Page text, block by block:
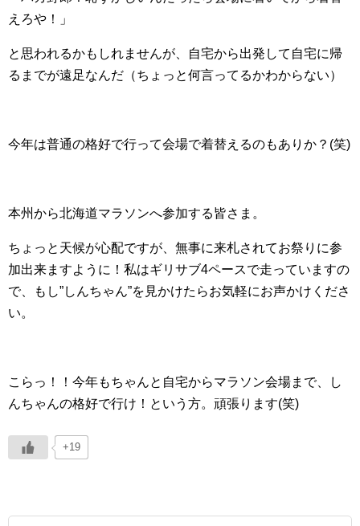
えろや！」
と思われるかもしれませんが、自宅から出発して自宅に帰
るまでが遠足なんだ（ちょっと何言ってるかわからない）
今年は普通の格好で行って会場で着替えるのもありか？(笑)
本州から北海道マラソンへ参加する皆さま。
ちょっと天候が心配ですが、無事に来札されてお祭りに参
加出来ますように！私はギリサブ4ペースで走っていますの
で、もし”しんちゃん”を見かけたらお気軽にお声かけくださ
い。
こらっ！！今年もちゃんと自宅からマラソン会場まで、し
んちゃんの格好で行け！という方。頑張ります(笑)
+19